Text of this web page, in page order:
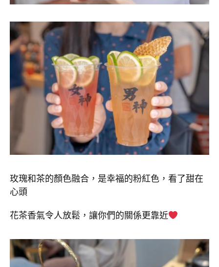
玫瑰和茶的顏色融合，是幸福的粉紅色，看了甜在
心頭
花茶香氣令人放鬆，讓你們的關係更靠近